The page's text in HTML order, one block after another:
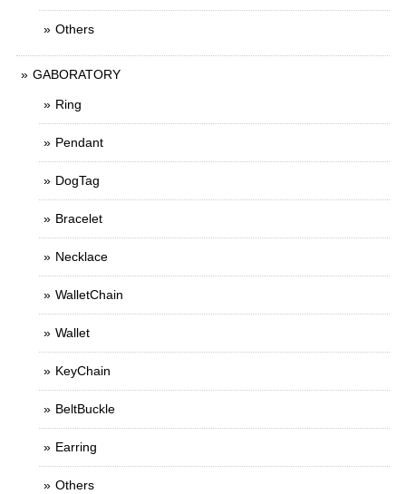
Others
GABORATORY
Ring
Pendant
DogTag
Bracelet
Necklace
WalletChain
Wallet
KeyChain
BeltBuckle
Earring
Others